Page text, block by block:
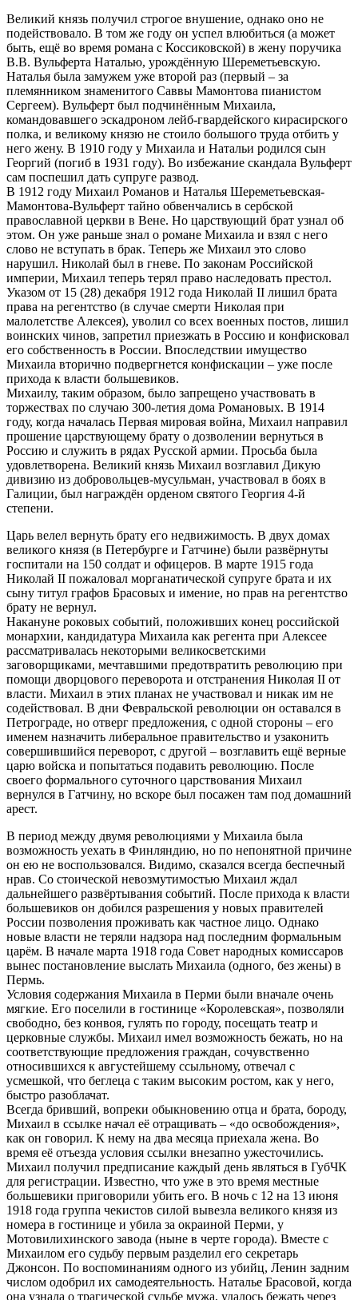
Великий князь получил строгое внушение, однако оно не
подействовало. В том же году он успел влюбиться (а может
быть, ещё во время романа с Коссиковской) в жену поручика
В.В. Вульферта Наталью, урождённую Шереметьевскую.
Наталья была замужем уже второй раз (первый – за
племянником знаменитого Саввы Мамонтова пианистом
Сергеем). Вульферт был подчинённым Михаила,
командовавшего эскадроном лейб-гвардейского кирасирского
полка, и великому князю не стоило большого труда отбить у
него жену. В 1910 году у Михаила и Натальи родился сын
Георгий (погиб в 1931 году). Во избежание скандала Вульферт
сам поспешил дать супруге развод.
В 1912 году Михаил Романов и Наталья Шереметьевская-
Мамонтова-Вульферт тайно обвенчались в сербской
православной церкви в Вене. Но царствующий брат узнал об
этом. Он уже раньше знал о романе Михаила и взял с него
слово не вступать в брак. Теперь же Михаил это слово
нарушил. Николай был в гневе. По законам Российской
империи, Михаил теперь терял право наследовать престол.
Указом от 15 (28) декабря 1912 года Николай II лишил брата
права на регентство (в случае смерти Николая при
малолетстве Алексея), уволил со всех военных постов, лишил
воинских чинов, запретил приезжать в Россию и конфисковал
его собственность в России. Впоследствии имущество
Михаила вторично подвергнется конфискации – уже после
прихода к власти большевиков.
Михаилу, таким образом, было запрещено участвовать в
торжествах по случаю 300-летия дома Романовых. В 1914
году, когда началась Первая мировая война, Михаил направил
прошение царствующему брату о дозволении вернуться в
Россию и служить в рядах Русской армии. Просьба была
удовлетворена. Великий князь Михаил возглавил Дикую
дивизию из добровольцев-мусульман, участвовал в боях в
Галиции, был награждён орденом святого Георгия 4-й
степени.
Царь велел вернуть брату его недвижимость. В двух домах
великого князя (в Петербурге и Гатчине) были развёрнуты
госпитали на 150 солдат и офицеров. В марте 1915 года
Николай II пожаловал морганатической супруге брата и их
сыну титул графов Брасовых и имение, но прав на регентство
брату не вернул.
Накануне роковых событий, положивших конец российской
монархии, кандидатура Михаила как регента при Алексее
рассматривалась некоторыми великосветскими
заговорщиками, мечтавшими предотвратить революцию при
помощи дворцового переворота и отстранения Николая II от
власти. Михаил в этих планах не участвовал и никак им не
содействовал. В дни Февральской революции он оставался в
Петрограде, но отверг предложения, с одной стороны – его
именем назначить либеральное правительство и узаконить
совершившийся переворот, с другой – возглавить ещё верные
царю войска и попытаться подавить революцию. После
своего формального суточного царствования Михаил
вернулся в Гатчину, но вскоре был посажен там под домашний
арест.
В период между двумя революциями у Михаила была
возможность уехать в Финляндию, но по непонятной причине
он ею не воспользовался. Видимо, сказался всегда беспечный
нрав. Со стоической невозмутимостью Михаил ждал
дальнейшего развёртывания событий. После прихода к власти
большевиков он добился разрешения у новых правителей
России позволения проживать как частное лицо. Однако
новые власти не теряли надзора над последним формальным
царём. В начале марта 1918 года Совет народных комиссаров
вынес постановление выслать Михаила (одного, без жены) в
Пермь.
Условия содержания Михаила в Перми были вначале очень
мягкие. Его поселили в гостинице «Королевская», позволяли
свободно, без конвоя, гулять по городу, посещать театр и
церковные службы. Михаил имел возможность бежать, но на
соответствующие предложения граждан, сочувственно
относившихся к августейшему ссыльному, отвечал с
усмешкой, что беглеца с таким высоким ростом, как у него,
быстро разоблачат.
Всегда бривший, вопреки обыкновению отца и брата, бороду,
Михаил в ссылке начал её отращивать – «до освобождения»,
как он говорил. К нему на два месяца приехала жена. Во
время её отъезда условия ссылки внезапно ужесточились.
Михаил получил предписание каждый день являться в ГубЧК
для регистрации. Известно, что уже в это время местные
большевики приговорили убить его. В ночь с 12 на 13 июня
1918 года группа чекистов силой вывезла великого князя из
номера в гостинице и убила за окраиной Перми, у
Мотовилихинского завода (ныне в черте города). Вместе с
Михаилом его судьбу первым разделил его секретарь
Джонсон. По воспоминаниям одного из убийц, Ленин задним
числом одобрил их самодеятельность. Наталье Брасовой, когда
она узнала о трагической судьбе мужа, удалось бежать через